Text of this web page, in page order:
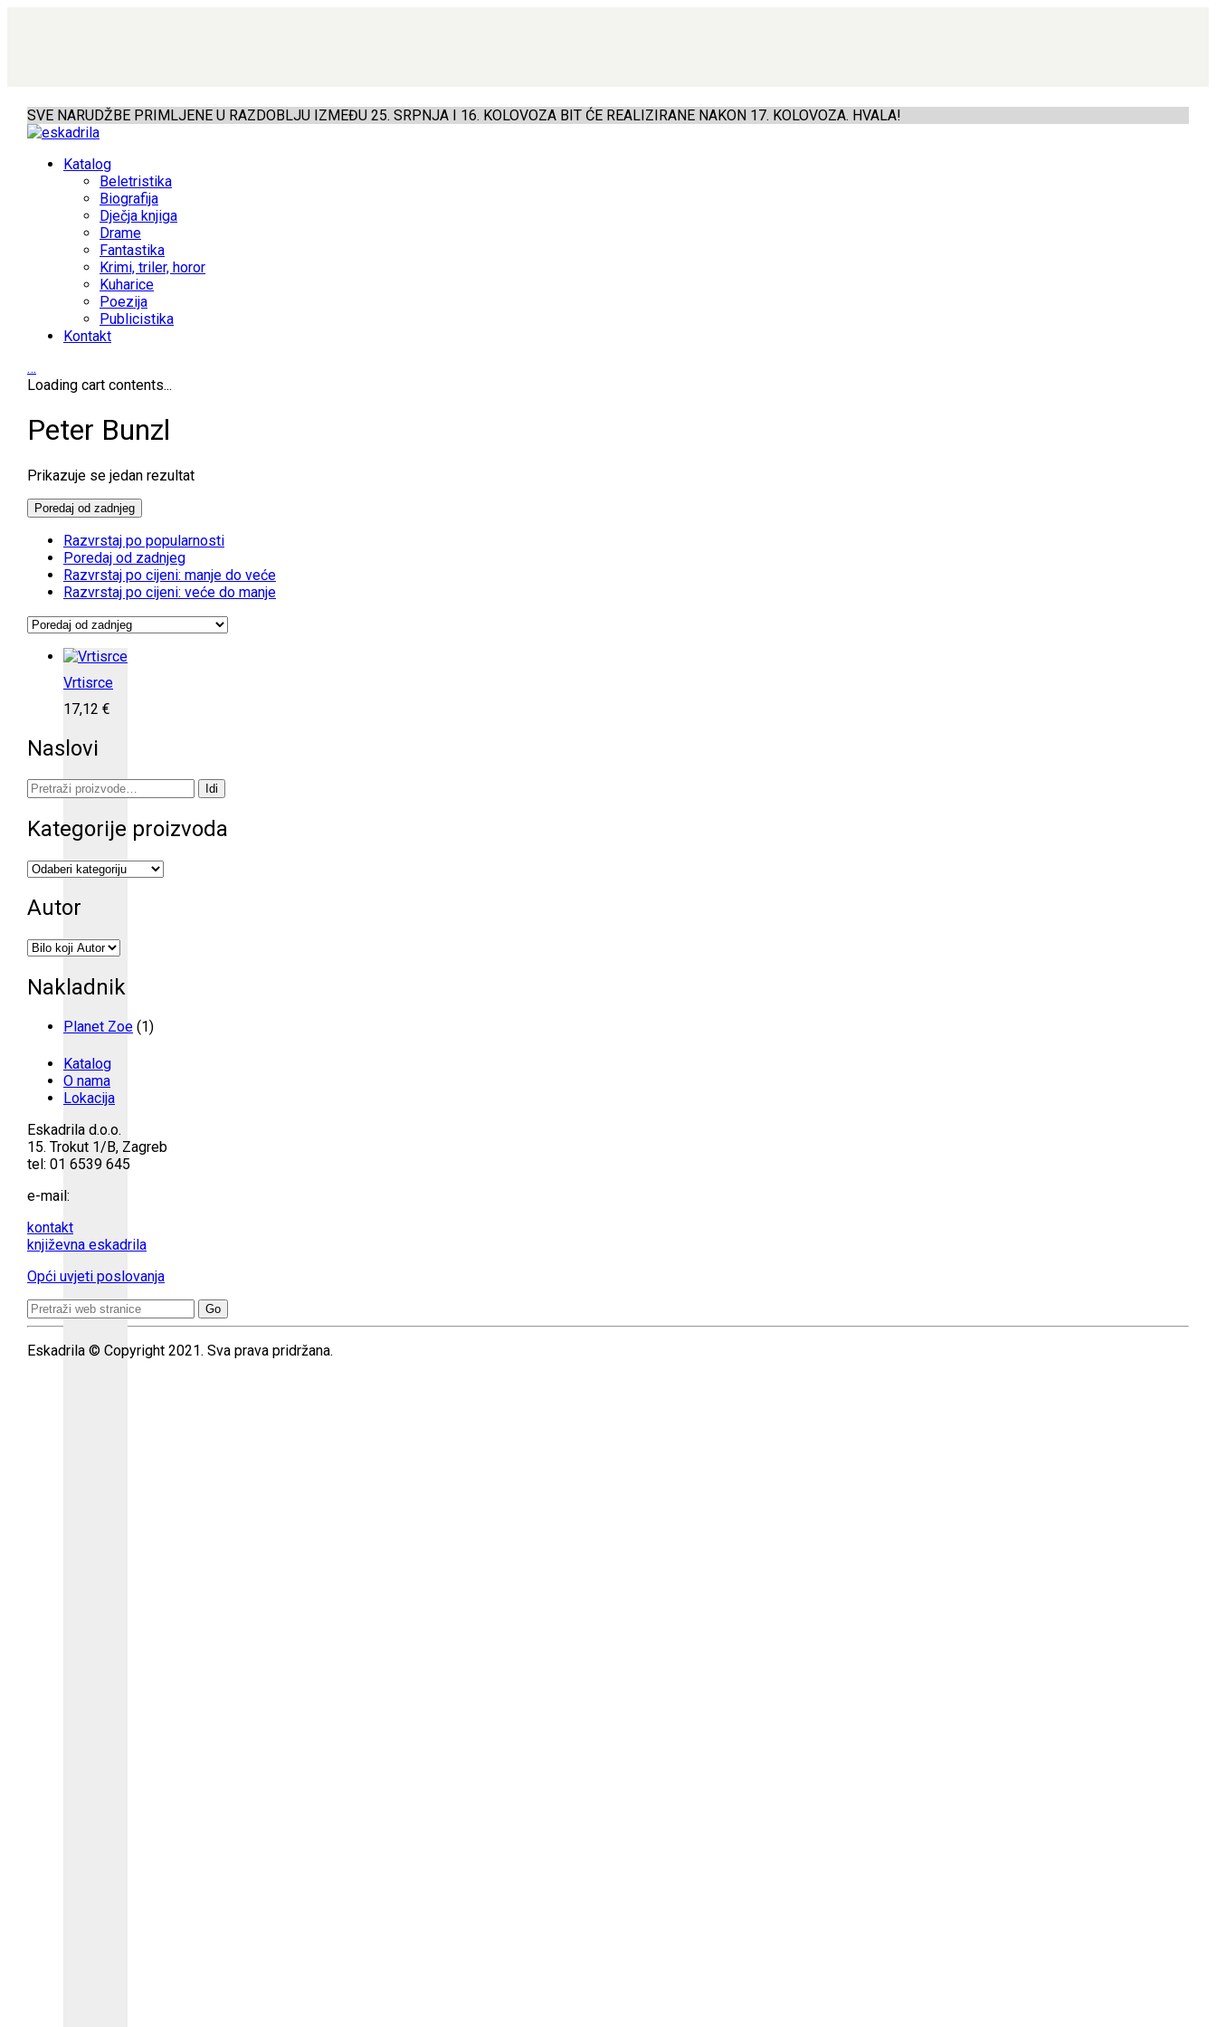
SVE NARUDŽBE PRIMLJENE U RAZDOBLJU IZMEĐU 25. SRPNJA I 16. KOLOVOZA BIT ĆE REALIZIRANE NAKON 17. KOLOVOZA. HVALA!
Katalog
Beletristika
Biografija
Dječja knjiga
Drame
Fantastika
Krimi, triler, horor
Kuharice
Poezija
Publicistika
Kontakt
…
Loading cart contents...
Peter Bunzl
Prikazuje se jedan rezultat
Poredaj od zadnjeg
Razvrstaj po popularnosti
Poredaj od zadnjeg
Razvrstaj po cijeni: manje do veće
Razvrstaj po cijeni: veće do manje
Vrtisrce
17,12 €
Naslovi
Pretraži: Idi
Kategorije proizvoda
Autor
Nakladnik
Planet Zoe (1)
Katalog
O nama
Lokacija
Eskadrila d.o.o.
15. Trokut 1/B, Zagreb
tel: 01 6539 645
e-mail:
kontakt
književna eskadrila
Opći uvjeti poslovanja
Search
for:
Eskadrila © Copyright 2021. Sva prava pridržana.